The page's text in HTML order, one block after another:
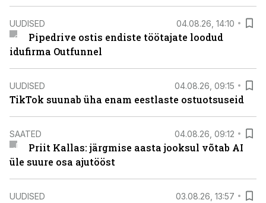
UUDISED 04.08.26, 14:10
Pipedrive ostis endiste töötajate loodud
idufirma Outfunnel
UUDISED 04.08.26, 09:15
TikTok suunab üha enam eestlaste ostuotsuseid
SAATED 04.08.26, 09:12
Priit Kallas: järgmise aasta jooksul võtab AI
üle suure osa ajutööst
UUDISED 03.08.26, 13:57